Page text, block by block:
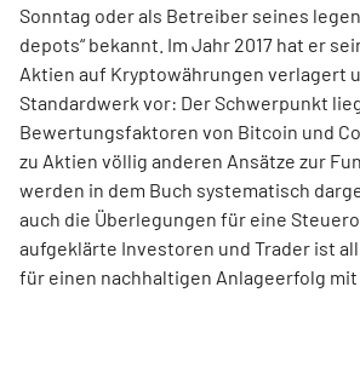
Sonntag oder als Betreiber seines
depots“ bekannt. Im Jahr 2017 hat er
Aktien auf Kryptowährungen verlagert
Standardwerk vor: Der Schwerpunkt
Bewertungsfaktoren von Bitcoin und
zu Aktien völlig anderen Ansätze zur
werden in dem Buch systematisch
auch die Überlegungen für eine
aufgeklärte Investoren und Trader ist
für einen nachhaltigen Anlageerfolg